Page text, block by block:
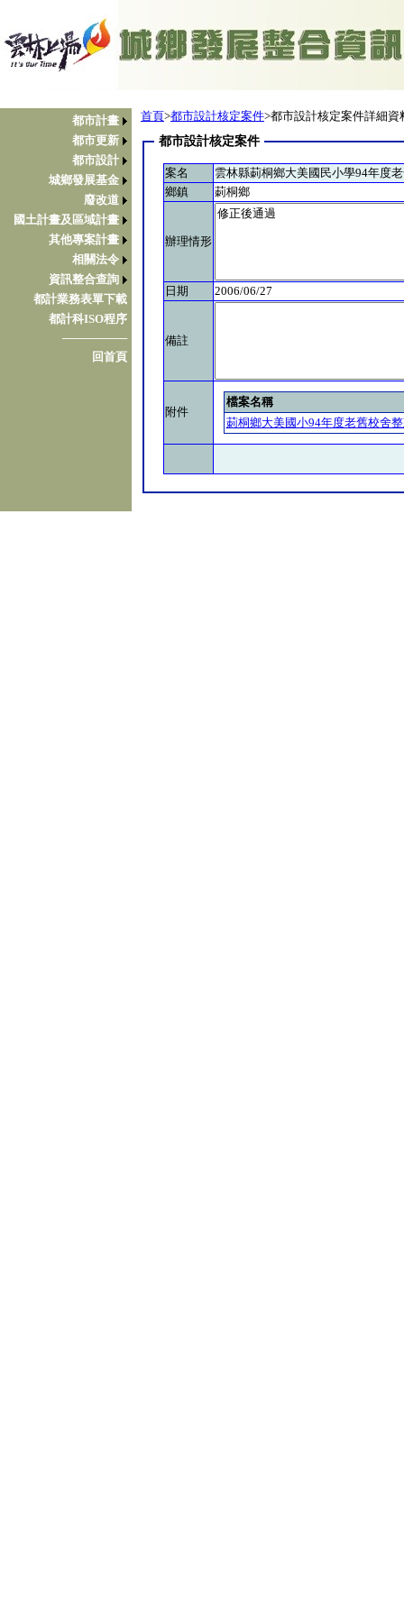
都市計畫
都市更新
都市設計
城鄉發展基金
廢改道
國土計畫及區域計畫
其他專案計畫
相關法令
資訊整合查詢
都計業務表單下載
都計科ISO程序
────────
回首頁
首頁>都市設計核定案件>都市設計核定案件詳細資
都市設計核定案件
案名
雲林縣莿桐鄉大美國民小學94年度
鄉鎮
莿桐鄉
辦理情形
日期 2006/06/27
備註
附件
檔案名稱
莿桐鄉大美國小94年度老舊校舍